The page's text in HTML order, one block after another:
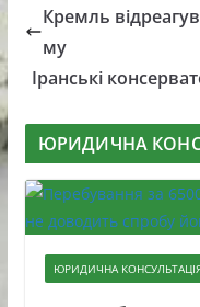
Кремль
му
Іранські
ЮРИДИЧНА
ЮРИДИЧНА